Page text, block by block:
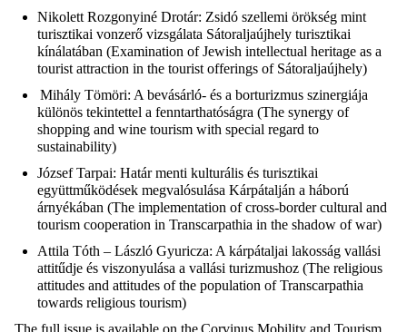
Nikolett Rozgonyiné Drotár: Zsidó szellemi örökség mint
turisztikai vonzerő vizsgálata Sátoraljaújhely turisztikai
kínálatában (Examination of Jewish intellectual heritage as a
tourist attraction in the tourist offerings of Sátoraljaújhely)
Mihály Tömöri: A bevásárló- és a borturizmus szinergiája
különös tekintettel a fenntarthatóságra (The synergy of
shopping and wine tourism with special regard to
sustainability)
József Tarpai: Határ menti kulturális és turisztikai
együttműködések megvalósulása Kárpátalján a háború
árnyékában (The implementation of cross-border cultural and
tourism cooperation in Transcarpathia in the shadow of war)
Attila Tóth – László Gyuricza: A kárpátaljai lakosság vallási
attitűdje és viszonyulása a vallási turizmushoz (The religious
attitudes and attitudes of the population of Transcarpathia
towards religious tourism)